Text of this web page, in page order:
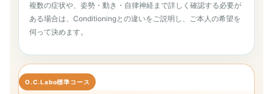
複数の症状や、姿勢・動き・自律神経まで詳しく確認する必要が
ある場合は、Conditioningとの違いをご説明し、ご本人の希望を
伺って決めます。
O.C.Labo標準コース